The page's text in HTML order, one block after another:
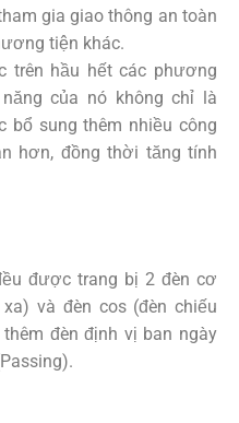
gia giao thông an toàn
tiện khác.
trên hầu hết các phương
của nó không chỉ là
bổ sung thêm nhiều công
hơn, đồng thời tăng tính
được trang bị 2 đèn cơ
và đèn cos (đèn chiếu
đèn định vị ban ngày